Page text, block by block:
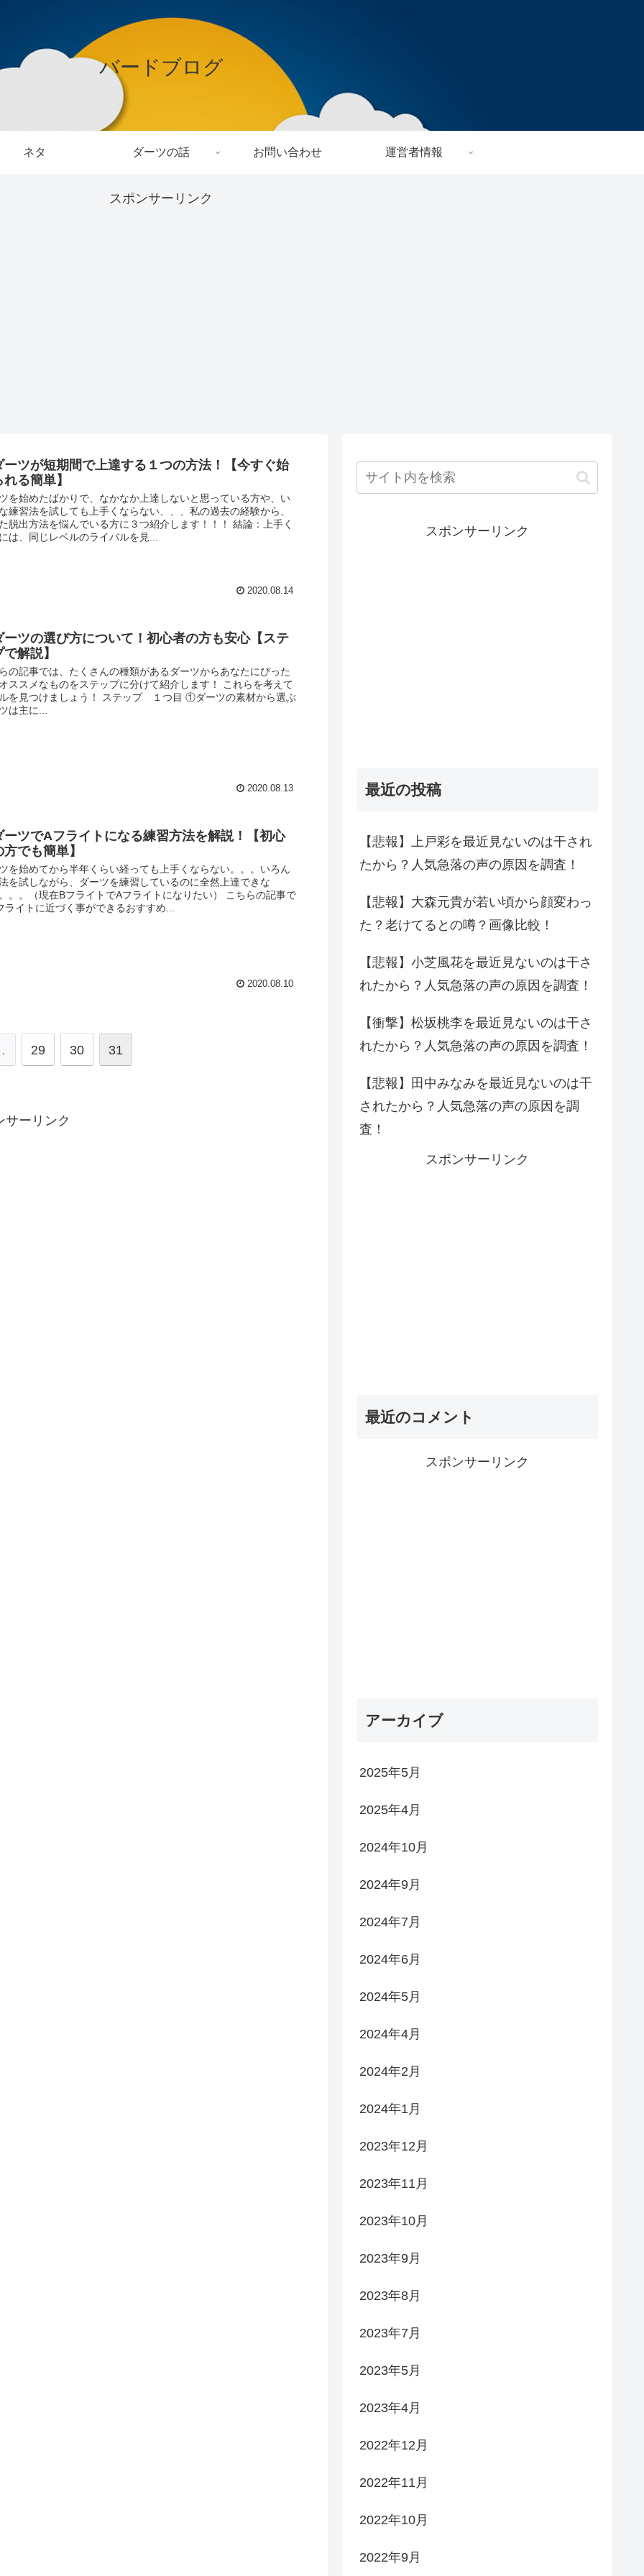
バードブログ
ネタ ダーツの話 お問い合わせ 運営者情報
スポンサーリンク
ーツが短期間で上達する１つの方法！【今すぐ始
る簡単】
を始めたばかりで、なかなか上達しないと思っている方や、い
練習法を試しても上手くならない、、、私の過去の経験から、
脱出方法を悩んでいる方に３つ紹介します！！！ 結論：上手く
は、同じレベルのライバルを見...
2020.08.14
ーツの選び方について！初心者の方も安心【ステ
解説】
の記事では、たくさんの種類があるダーツからあなたにぴった
ススメなものをステップに分けて紹介します！ これらを考えて
を見つけましょう！ ステップ １つ目 ①ダーツの素材から選ぶ
は主に...
2020.08.13
ーツでAフライトになる練習方法を解説！【初心
方でも簡単】
を始めてから半年くらい経っても上手くならない。。。いろん
を試しながら、ダーツを練習しているのに全然上達できな
。。（現在BフライトでAフライトになりたい） こちらの記事で
ライトに近づく事ができるおすすめ...
2020.08.10
29 30 31
サーリンク
スポンサーリンク
最近の投稿
【悲報】上戸彩を最近見ないのは干され
たから？人気急落の声の原因を調査！
【悲報】大森元貴が若い頃から顔変わっ
た？老けてるとの噂？画像比較！
【悲報】小芝風花を最近見ないのは干さ
れたから？人気急落の声の原因を調査！
【衝撃】松坂桃李を最近見ないのは干さ
れたから？人気急落の声の原因を調査！
【悲報】田中みなみを最近見ないのは干
されたから？人気急落の声の原因を調
査！
スポンサーリンク
最近のコメント
スポンサーリンク
アーカイブ
2025年5月
2025年4月
2024年10月
2024年9月
2024年7月
2024年6月
2024年5月
2024年4月
2024年2月
2024年1月
2023年12月
2023年11月
2023年10月
2023年9月
2023年8月
2023年7月
2023年5月
2023年4月
2022年12月
2022年11月
2022年10月
2022年9月